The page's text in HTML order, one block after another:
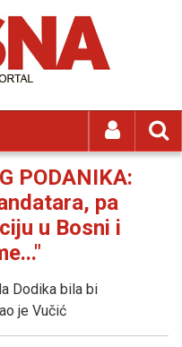
PODANIKA:
pa
u Bosni i
Dodika bila bi
je Vučić